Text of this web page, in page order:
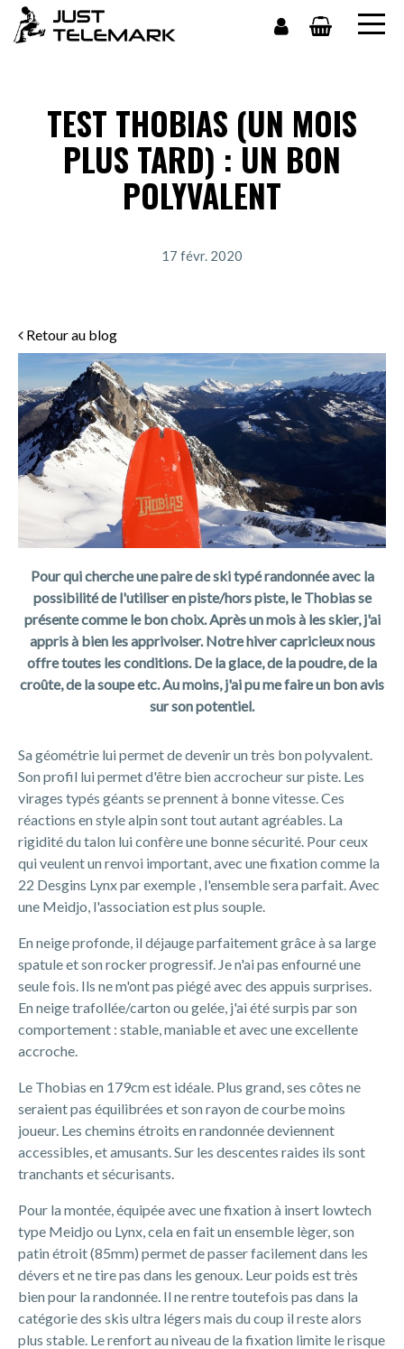
TEST THOBIAS (UN MOIS
PLUS TARD) : UN BON
POLYVALENT
17 févr. 2020
Retour au blog
Pour qui cherche une paire de ski typé randonnée avec la
possibilité de l'utiliser en piste/hors piste, le Thobias se
présente comme le bon choix. Après un mois à les skier, j'ai
appris à bien les apprivoiser. Notre hiver capricieux nous
offre toutes les conditions. De la glace, de la poudre, de la
croûte, de la soupe etc. Au moins, j'ai pu me faire un bon avis
sur son potentiel.
Sa géométrie lui permet de devenir un très bon polyvalent.
Son profil lui permet d'être bien accrocheur sur piste. Les
virages typés géants se prennent à bonne vitesse. Ces
réactions en style alpin sont tout autant agréables. La
rigidité du talon lui confère une bonne sécurité. Pour ceux
qui veulent un renvoi important, avec une fixation comme la
22 Desgins Lynx par exemple , l'ensemble sera parfait. Avec
une Meidjo, l'association est plus souple.
En neige profonde, il déjauge parfaitement grâce à sa large
spatule et son rocker progressif. Je n'ai pas enfourné une
seule fois. Ils ne m'ont pas piégé avec des appuis surprises.
En neige trafollée/carton ou gelée, j'ai été surpis par son
comportement : stable, maniable et avec une excellente
accroche.
Le Thobias en 179cm est idéale. Plus grand, ses côtes ne
seraient pas équilibrées et son rayon de courbe moins
joueur. Les chemins étroits en randonnée deviennent
accessibles, et amusants. Sur les descentes raides ils sont
tranchants et sécurisants.
Pour la montée, équipée avec une fixation à insert lowtech
type Meidjo ou Lynx, cela en fait un ensemble lèger, son
patin étroit (85mm) permet de passer facilement dans les
dévers et ne tire pas dans les genoux. Leur poids est très
bien pour la randonnée. Il ne rentre toutefois pas dans la
catégorie des skis ultra légers mais du coup il reste alors
plus stable. Le renfort au niveau de la fixation limite le risque